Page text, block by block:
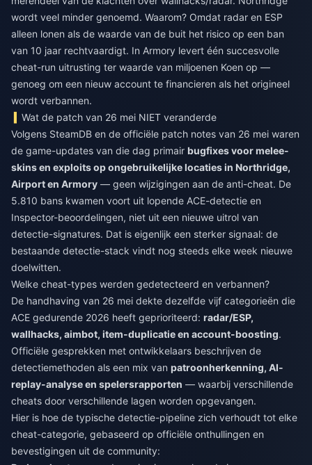
wordt veel minder genoemd. Waarom? Omdat radar en ESP
alleen lonen als de waarde van de buit het risico op een ban
van 10 jaar rechtvaardigt. In Armory levert één succesvolle
cheat-run uitrusting ter waarde van miljoenen Koen op —
genoeg om een nieuw account te financieren als het origineel
wordt verbannen.
Wat de patch van 26 mei NIET veranderde
Volgens SteamDB en de officiële patch notes van 26 mei waren
de game-updates van die dag primair bugfixes voor melee-
skins en exploits op ongebruikelijke locaties in Northridge,
Airport en Armory — geen wijzigingen aan de anti-cheat. De
5.810 bans kwamen voort uit lopende ACE-detectie en
Inspector-beoordelingen, niet uit een nieuwe uitrol van
detectie-signatures. Dat is eigenlijk een sterker signaal: de
bestaande detectie-stack vindt nog steeds elke week nieuwe
doelwitten.
Welke cheat-types werden gedetecteerd en verbannen?
De handhaving van 26 mei dekte dezelfde vijf categorieën die
ACE gedurende 2026 heeft geprioriteerd: radar/ESP,
wallhacks, aimbot, item-duplicatie en account-boosting.
Officiële gesprekken met ontwikkelaars beschrijven de
detectiemethoden als een mix van patroonherkenning, AI-
replay-analyse en spelersrapporten — waarbij verschillende
cheats door verschillende lagen worden opgevangen.
Hier is hoe de typische detectie-pipeline zich verhoudt tot elke
cheat-categorie, gebaseerd op officiële onthullingen en
bevestigingen uit de community: